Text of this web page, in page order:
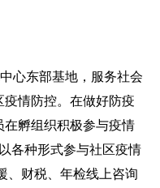
东部基地，服务社会
情防控。在做好防疫
孵组织积极参与疫情
各种形式参与社区疫情
、财税、年检线上咨询